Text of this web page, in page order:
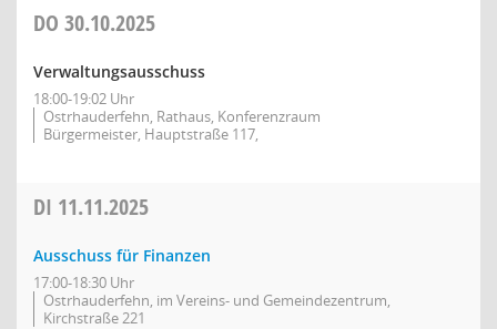
DO 30.10.2025
Verwaltungsausschuss
18:00-19:02 Uhr
Ostrhauderfehn, Rathaus, Konferenzraum
Bürgermeister, Hauptstraße 117,
DI 11.11.2025
Ausschuss für Finanzen
17:00-18:30 Uhr
Ostrhauderfehn, im Vereins- und Gemeindezentrum,
Kirchstraße 221